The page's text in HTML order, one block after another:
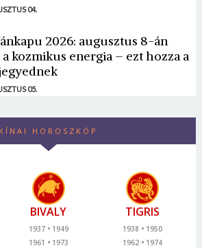
04.
2026: augusztus 8-án
kozmikus energia – ezt hozza a
05.
KÍNAI HOROSZKÓP
BIVALY
1937
1949
1961
1973
TIGRIS
1938
1950
1962
1974